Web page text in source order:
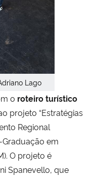
Lago
o roteiro turístico
projeto “Estratégias
Regional
Graduação em
O projeto é
Spanevello, que